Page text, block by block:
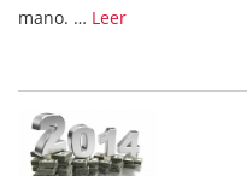
mano. … Leer